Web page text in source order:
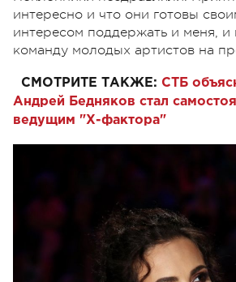
интересно и что они готовы
интересом поддержать и меня,
команду молодых артистов на
СМОТРИТЕ ТАКЖЕ: СТБ
Андрей Бедняков стал
ведущим "Х-фактора"